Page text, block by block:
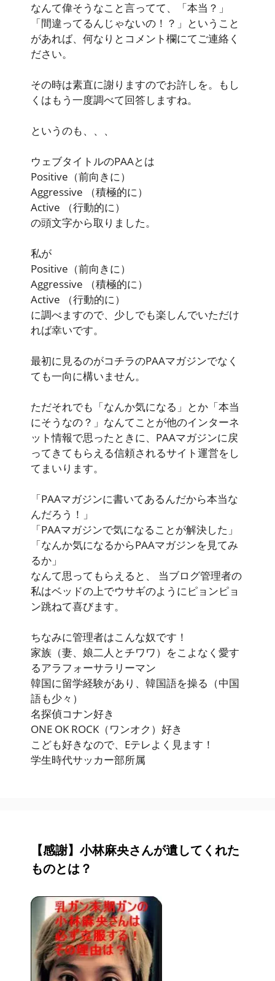
なんて偉そうなこと言ってて、「本当？」
「間違ってるんじゃないの！？」ということ
があれば、何なりとコメント欄にてご連絡く
ださい。
その時は素直に謝りますのでお許しを。もし
くはもう一度調べて回答しますね。
というのも、、、
ウェブタイトルのPAAとは
Positive （前向きに）
Aggressive
（積極的に）
Active
（行動的に）
の頭文字から取りました。
私が
Positive （前向きに）
Aggressive
（積極的に）
Active
（行動的に）
に調べますので、少しでも楽しんでいただけ
れば幸いです。
最初に見るのがコチラのPAAマガジンでなく
ても一向に構いません。
ただそれでも「なんか気になる」とか「本当
にそうなの？」なんてことが他のインターネ
ット情報で思ったときに、PAAマガジンに戻
ってきてもらえる信頼されるサイト運営をし
てまいります。
「PAAマガジンに書いてあるんだから本当な
んだろう！」
「PAAマガジンで気になることが解決した」
「なんか気になるからPAAマガジンを見てみ
るか」
なんて思ってもらえると、 当ブログ管理者の
私はベッドの上でウサギのようにピョンピョ
ン跳ねて喜びます。
ちなみに管理者はこんな奴です！
家族（妻、娘二人とチワワ）をこよなく愛す
るアラフォーサラリーマン
韓国に留学経験があり、韓国語を操る（中国
語も少々）
名探偵コナン好き
ONE OK ROCK（ワンオク）好き
こども好きなので、Eテレよく見ます！
学生時代サッカー部所属
【感謝】小林麻央さんが遺してくれた
ものとは？